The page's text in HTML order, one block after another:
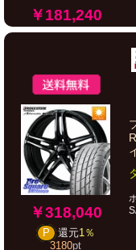
￥181,240
￥318,040
P 還元1％
3180pt